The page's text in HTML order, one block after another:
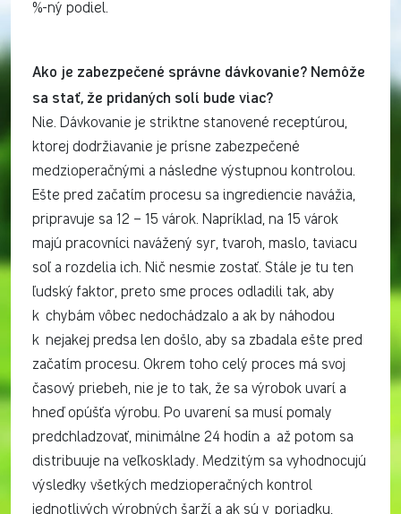
%-ný podiel.
Ako je zabezpečené správne dávkovanie? Nemôže
sa stať, že pridaných solí bude viac?
Nie. Dávkovanie je striktne stanovené receptúrou,
ktorej dodržiavanie je prísne zabezpečené
medzioperačnými a následne výstupnou kontrolou.
Ešte pred začatím procesu sa ingrediencie navážia,
pripravuje sa 12 – 15 várok. Napríklad, na 15 várok
majú pracovníci navážený syr, tvaroh, maslo, taviacu
soľ a rozdelia ich. Nič nesmie zostať. Stále je tu ten
ľudský faktor, preto sme proces odladili tak, aby
k chybám vôbec nedochádzalo a ak by náhodou
k nejakej predsa len došlo, aby sa zbadala ešte pred
začatím procesu. Okrem toho celý proces má svoj
časový priebeh, nie je to tak, že sa výrobok uvarí a
hneď opúšťa výrobu. Po uvarení sa musí pomaly
predchladzovať, minimálne 24 hodín a až potom sa
distribuuje na veľkosklady. Medzitým sa vyhodnocujú
výsledky všetkých medzioperačných kontrol
jednotlivých výrobných šarží a ak sú v poriadku,